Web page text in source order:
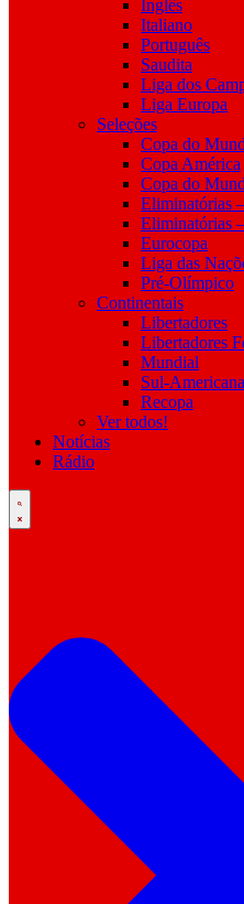
Inglês
Italiano
Português
Saudita
Liga dos
Liga Europa
Seleções
Copa do
Copa América
Copa do
Eliminatórias
Eliminatórias
Eurocopa
Liga das
Pré-Olímpico
Continentais
Libertadores
Libertadores
Mundial
Sul-Americana
Recopa
Ver todos!
Notícias
Rádio